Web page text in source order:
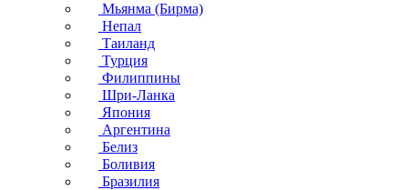
Мьянма (Бирма)
Непал
Таиланд
Турция
Филиппины
Шри-Ланка
Япония
Аргентина
Белиз
Боливия
Бразилия